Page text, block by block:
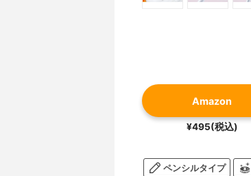
Amazon
¥495(税込)
ペンシルタイプ